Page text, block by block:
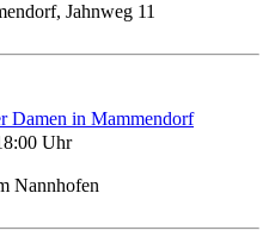
Jahnweg 11
Damen in Mammendorf
Uhr
Nannhofen